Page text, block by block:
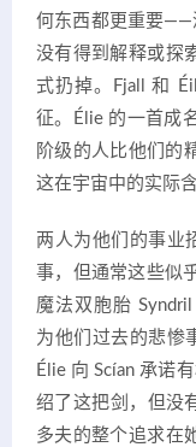
何东西都更重要——
没有得到解释或探
式扔掉。Fjall 和
征。Élie 的一首成
阶级的人比他们的
这在宇宙中的实际含
两人为他们的事业
事，但通常这些似
魔法双胞胎 Syndril
为他们过去的悲惨
Élie 向 Scían 承诺
绍了这把剑，但没
多夫的整个追求在